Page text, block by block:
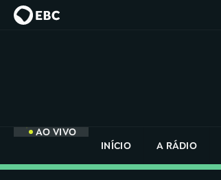
AO VIVO
INÍCIO
A RÁDIO